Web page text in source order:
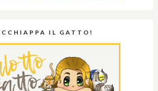
IL GATTO!